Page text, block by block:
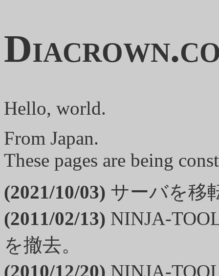
Hello, world.
From Japan.
These pages are being
(2021/10/03) サーバを移
(2011/02/13) NINJA-
を撤去。
(2010/12/20) NINJA-